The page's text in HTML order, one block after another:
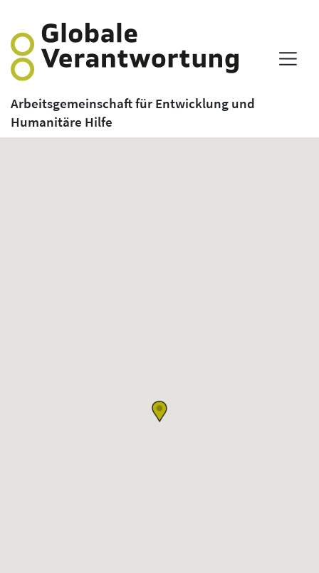
Arbeitsgemeinschaft für Entwicklung und
Humanitäre Hilfe